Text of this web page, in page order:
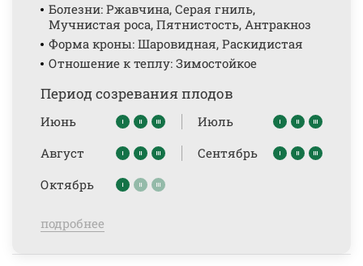
Болезни: Ржавчина, Серая гниль,
Мучнистая роса, Пятнистость, Антракноз
Форма кроны: Шаровидная, Раскидистая
Отношение к теплу: Зимостойкое
Период созревания плодов
Июнь
Июль
Август
Сентябрь
Октябрь
подробнее